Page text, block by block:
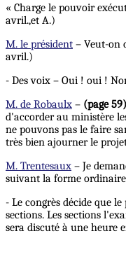
« Charge le pouvoir
avril.,et A.)
M. le président – Veut-on
avril.)
- Des voix – Oui ! oui !
M. de Robaulx – (page 59)
d'accorder au ministère
ne pouvons pas le faire
très bien ajourner le
M. Trentesaux – Je
suivant la forme
- Le congrès décide que
sections. Les sections
sera discuté à une heure